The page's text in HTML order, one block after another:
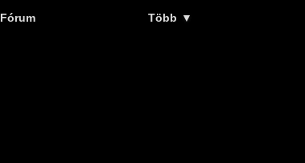
Fórum Több ▼